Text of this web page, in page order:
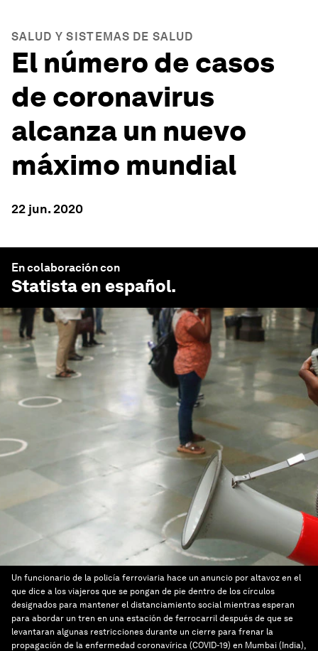
SALUD Y SISTEMAS DE SALUD
El número de casos
de coronavirus
alcanza un nuevo
máximo mundial
22 jun. 2020
En colaboración con
Statista en español.
Un funcionario de la policía ferroviaria hace un anuncio por altavoz en el
que dice a los viajeros que se pongan de pie dentro de los círculos
designados para mantener el distanciamiento social mientras esperan
para abordar un tren en una estación de ferrocarril después de que se
levantaran algunas restricciones durante un cierre para frenar la
propagación de la enfermedad coronavírica (COVID-19) en Mumbai (India),